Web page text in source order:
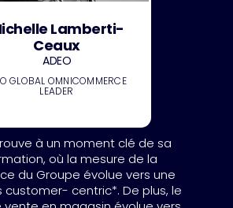
Lamberti-
Ceaux
ADEO
GLOBAL OMNICOMMERCE
LEADER
à un moment clé de sa
où la mesure de la
du Groupe évolue vers une
customer- centric*. De plus, le